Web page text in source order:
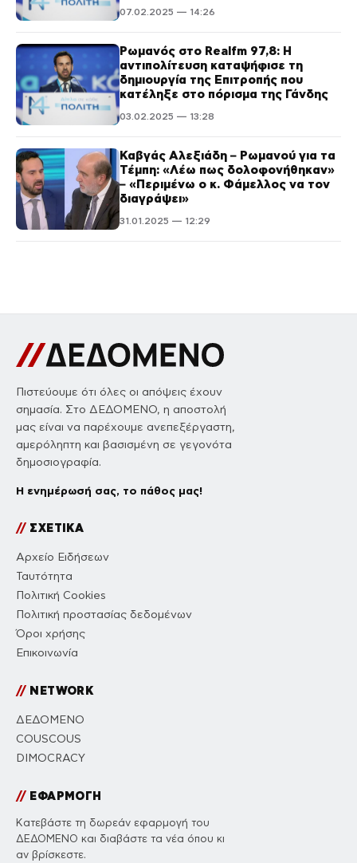
07.02.2025 — 14:26
Ρωμανός στο Realfm 97,8: Η
αντιπολίτευση καταψήφισε τη
δημιουργία της Επιτροπής που
κατέληξε στο πόρισμα της Γάνδης
03.02.2025 — 13:28
Καβγάς Αλεξιάδη – Ρωμανού για τα
Τέμπη: «Λέω πως δολοφονήθηκαν»
– «Περιμένω ο κ. Φάμελλος να τον
διαγράψει»
31.01.2025 — 12:29
Πιστεύουμε ότι όλες οι απόψεις έχουν
σημασία. Στο ΔΕΔΟΜΕΝΟ, η αποστολή
μας είναι να παρέχουμε ανεπεξέργαστη,
αμερόληπτη και βασισμένη σε γεγονότα
δημοσιογραφία.
Η ενημέρωσή σας, το πάθος μας!
//ΣΧΕΤΙΚΑ
Αρχείο Ειδήσεων
Ταυτότητα
Πολιτική Cookies
Πολιτική προστασίας δεδομένων
Όροι χρήσης
Επικοινωνία
//NETWORK
ΔΕΔΟΜΕΝΟ
COUSCOUS
DIMOCRACY
//ΕΦΑΡΜΟΓΗ
Κατεβάστε τη δωρεάν εφαρμογή του
ΔΕΔΟΜΕΝΟ και διαβάστε τα νέα όπου κι
αν βρίσκεστε.